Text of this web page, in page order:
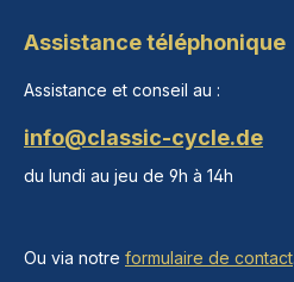
Assistance téléphonique
Assistance et conseil au :
info@classic-cycle.de
du lundi au jeu de 9h à 14h
Ou via notre formulaire de contact